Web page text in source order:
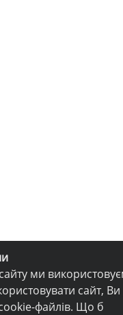
ми
сайт, Ви
файлів. Що б